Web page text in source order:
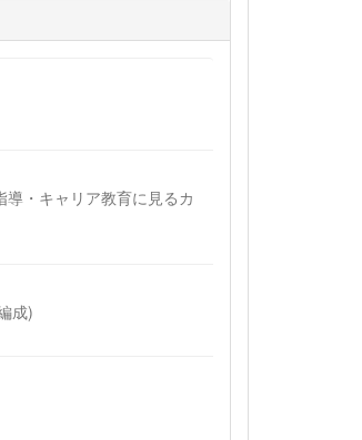
・キャリア教育に見るカ
成)